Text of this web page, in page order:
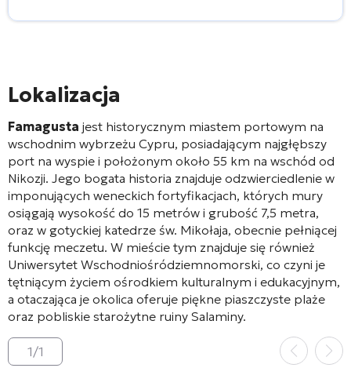
Lokalizacja
Famagusta jest historycznym miastem portowym na
wschodnim wybrzeżu Cypru, posiadającym najgłębszy
port na wyspie i położonym około 55 km na wschód od
Nikozji. Jego bogata historia znajduje odzwierciedlenie w
imponujących weneckich fortyfikacjach, których mury
osiągają wysokość do 15 metrów i grubość 7,5 metra,
oraz w gotyckiej katedrze św. Mikołaja, obecnie pełniącej
funkcję meczetu. W mieście tym znajduje się również
Uniwersytet Wschodniośródziemnomorski, co czyni je
tętniącym życiem ośrodkiem kulturalnym i edukacyjnym,
a otaczająca je okolica oferuje piękne piaszczyste plaże
oraz pobliskie starożytne ruiny Salaminy.
1/1